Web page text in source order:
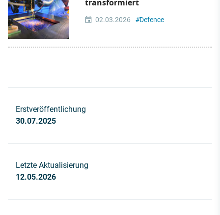
transformiert
02.03.2026 #Defence
Erstveröffentlichung
30.07.2025
Letzte Aktualisierung
12.05.2026